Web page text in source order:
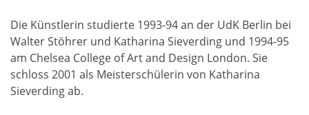
Die Künstlerin studierte 1993-94 an der UdK Berlin bei
Walter Stöhrer und Katharina Sieverding und 1994-95
am Chelsea College of Art and Design London. Sie
schloss 2001 als Meisterschülerin von Katharina
Sieverding ab.